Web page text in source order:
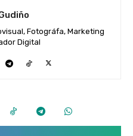
Fotográfa, Marketing
Digital